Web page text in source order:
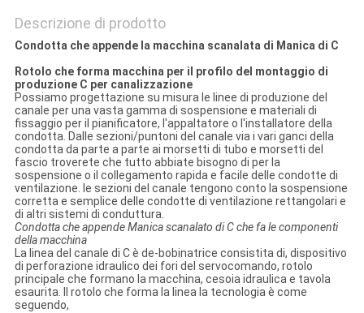
Descrizione di prodotto
Condotta che appende la macchina scanalata di Manica di C
Rotolo che forma macchina per il profilo del montaggio di
produzione C per canalizzazione
Possiamo progettazione su misura le linee di produzione del
canale per una vasta gamma di sospensione e materiali di
fissaggio per il pianificatore, l'appaltatore o l'installatore della
condotta. Dalle sezioni/puntoni del canale via i vari ganci della
condotta da parte a parte ai morsetti di tubo e morsetti del
fascio troverete che tutto abbiate bisogno di per la
sospensione o il collegamento rapida e facile delle condotte di
ventilazione. le sezioni del canale tengono conto la sospensione
corretta e semplice delle condotte di ventilazione rettangolari e
di altri sistemi di conduttura.
Condotta che appende Manica scanalato di C che fa le componenti
della macchina
La linea del canale di C è de-bobinatrice consistita di, dispositivo
di perforazione idraulico dei fori del servocomando, rotolo
principale che formano la macchina, cesoia idraulica e tavola
esaurita. Il rotolo che forma la linea la tecnologia è come
seguendo,